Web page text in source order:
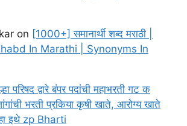
on [1000+] समानार्थी शब्द मराठी |
In Marathi | Synonyms In
परिषद द्वारे बंपर पदांची महाभरती गट क
भरती प्रकिया कृषी खाते, आरोग्य खाते
इथे zp Bharti